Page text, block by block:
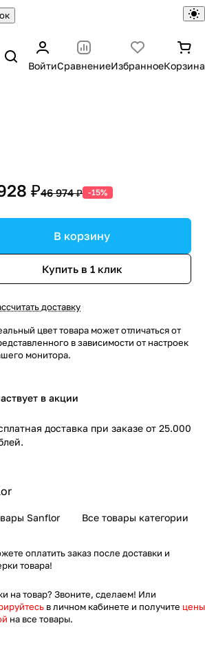
ВойтиСравнениеИзбранноеКорзина
₽46 974 ₽ -15%
В корзину
Купить в 1 клик
доставку
цвет товара может отличаться от
в зависимости от настроек
монитора.
в акции
доставка при заказе от 25.000
Sanflor Все товары категории
оплатить заказ после доставки и
товара!
на товар? Звоните, сделаем! Или
в личном кабинете и получите цены
на все товары.